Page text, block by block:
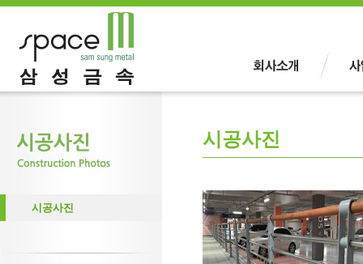
시공사진
시공사진